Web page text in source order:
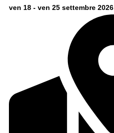
ven 18 - ven 25 settembre 2026